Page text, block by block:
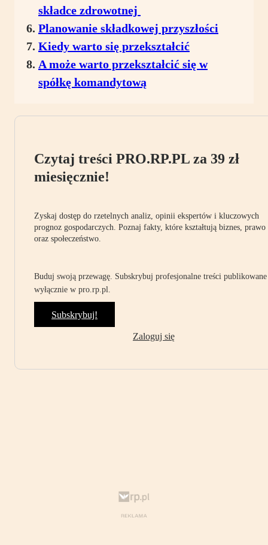
składce zdrowotnej
Planowanie składkowej przyszłości
Kiedy warto się przekształcić
A może warto przekształcić się w
spółkę komandytową
Czytaj treści PRO.RP.PL za 39 zł
miesięcznie!
Zyskaj dostęp do rzetelnych analiz, opinii ekspertów i kluczowych
prognoz gospodarczych. Poznaj fakty, które kształtują biznes, prawo
oraz społeczeństwo.
Buduj swoją przewagę. Subskrybuj profesjonalne treści publikowane
wyłącznie w pro.rp.pl.
Subskrybuj!
Zaloguj się